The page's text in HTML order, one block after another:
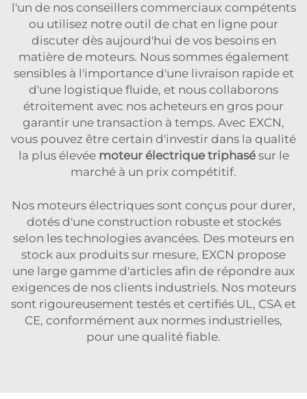
l'un de nos conseillers commerciaux compétents
ou utilisez notre outil de chat en ligne pour
discuter dès aujourd'hui de vos besoins en
matière de moteurs. Nous sommes également
sensibles à l'importance d'une livraison rapide et
d'une logistique fluide, et nous collaborons
étroitement avec nos acheteurs en gros pour
garantir une transaction à temps. Avec EXCN,
vous pouvez être certain d'investir dans la qualité
la plus élevée moteur électrique triphasé sur le
marché à un prix compétitif.
Nos moteurs électriques sont conçus pour durer,
dotés d'une construction robuste et stockés
selon les technologies avancées. Des moteurs en
stock aux produits sur mesure, EXCN propose
une large gamme d'articles afin de répondre aux
exigences de nos clients industriels. Nos moteurs
sont rigoureusement testés et certifiés UL, CSA et
CE, conformément aux normes industrielles,
pour une qualité fiable.